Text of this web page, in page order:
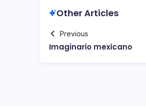
Other Articles
Previous
Imaginario mexicano